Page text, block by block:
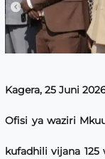
Kagera, 25 Juni
Ofisi ya waziri
kufadhili vijana